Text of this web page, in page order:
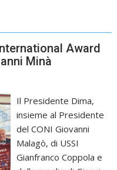
Award
Minà
Il Presidente Dima,
insieme al Presidente
del CONI Giovanni
Malagò, di USSI
Gianfranco Coppola e